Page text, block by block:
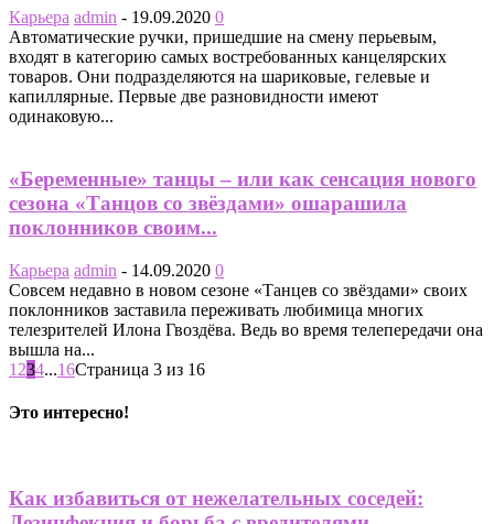
Карьера admin - 19.09.2020 0
Автоматические ручки, пришедшие на смену перьевым,
входят в категорию самых востребованных канцелярских
товаров. Они подразделяются на шариковые, гелевые и
капиллярные. Первые две разновидности имеют
одинаковую...
«Беременные» танцы – или как сенсация нового
сезона «Танцов со звёздами» ошарашила
поклонников своим...
Карьера admin - 14.09.2020 0
Совсем недавно в новом сезоне «Танцев со звёздами» своих
поклонников заставила переживать любимица многих
телезрителей Илона Гвоздёва. Ведь во время телепередачи она
вышла на...
1 234...16Страница 3 из 16
Это интересно!
Как избавиться от нежелательных соседей: